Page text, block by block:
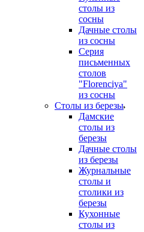
столы из
сосны
Дачные столы
из сосны
Серия
письменных
столов
"Florenciya"
из сосны
Столы из березы
Дамские
столы из
березы
Дачные столы
из березы
Журнальные
столы и
столики из
березы
Кухонные
столы из